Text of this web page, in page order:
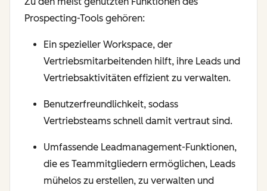
Prospecting-Tools gehören:
Ein spezieller Workspace, der
Vertriebsmitarbeitenden hilft, ihre Leads und
Vertriebsaktivitäten effizient zu verwalten.
Benutzerfreundlichkeit, sodass
Vertriebsteams schnell damit vertraut sind.
Umfassende Leadmanagement-Funktionen,
die es Teammitgliedern ermöglichen, Leads
mühelos zu erstellen, zu verwalten und